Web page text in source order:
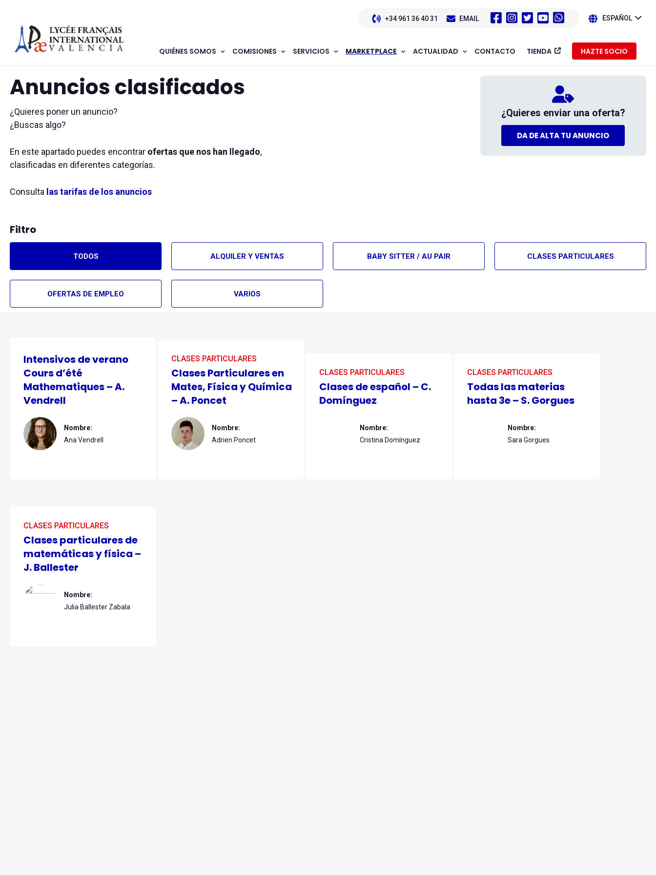
+34 961 36 40 31 EMAIL ESPAÑOL
QUIÉNES SOMOS COMISIONES SERVICIOS MARKETPLACE ACTUALIDAD CONTACTO TIENDA HAZTE SOCIO
Anuncios clasificados
¿Quieres poner un anuncio?
¿Buscas algo?
En este apartado puedes encontrar ofertas que nos han llegado,
clasificadas en diferentes categorías.
Consulta las tarifas de los anuncios
¿Quieres enviar una oferta?
DA DE ALTA TU ANUNCIO
Filtro
TODOS ALQUILER Y VENTAS BABY SITTER / AU PAIR CLASES PARTICULARES
OFERTAS DE EMPLEO VARIOS
Intensivos de verano
Cours d’été
Mathematiques – A.
Vendrell
Nombre:
Ana Vendrell
CLASES PARTICULARES
Clases Particulares en
Mates, Física y Química
– A. Poncet
Nombre:
Adrien Poncet
CLASES PARTICULARES
Clases de español – C.
Domínguez
Nombre:
Cristina Domínguez
CLASES PARTICULARES
Todas las materias
hasta 3e – S. Gorgues
Nombre:
Sara Gorgues
CLASES PARTICULARES
Clases particulares de
matemáticas y física –
J. Ballester
Nombre:
Julia Ballester Zabala